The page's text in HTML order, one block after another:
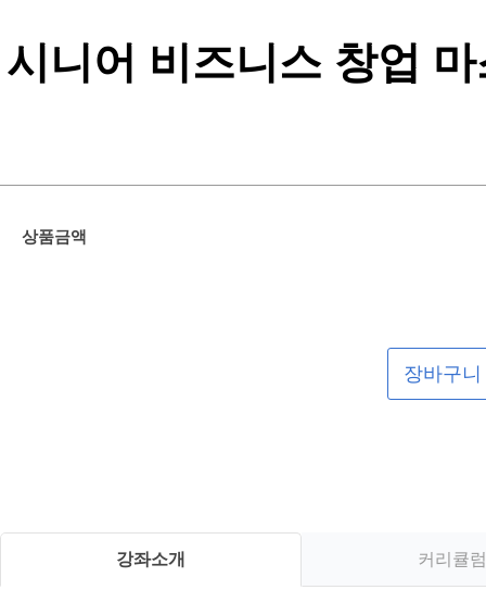
시니어 비즈니스 창업
상품금액
장바구니
강좌소개 커리큘